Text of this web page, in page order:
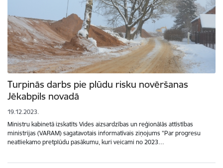
Turpinās darbs pie plūdu risku novēršanas
Jēkabpils novadā
19.12.2023.
Ministru kabinetā izskatīts Vides aizsardzības un reģionālās attīstības
ministrijas (VARAM) sagatavotais informatīvais ziņojums "Par progresu
neatliekamo pretplūdu pasākumu, kuri veicami no 2023…